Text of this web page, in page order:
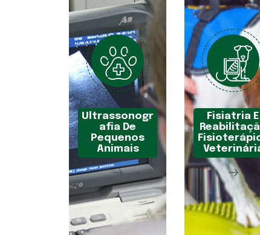
Ultrassonogr
Afia De
Pequenos
Animais
Fisiatria E